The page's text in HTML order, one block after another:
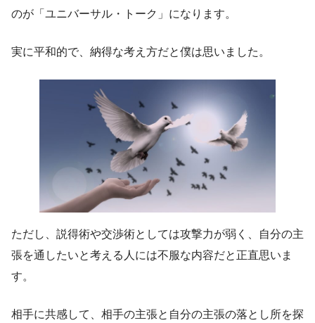
のが「ユニバーサル・トーク」になります。
実に平和的で、納得な考え方だと僕は思いました。
ただし、説得術や交渉術としては攻撃力が弱く、自分の主
張を通したいと考える人には不服な内容だと正直思いま
す。
相手に共感して、相手の主張と自分の主張の落とし所を探